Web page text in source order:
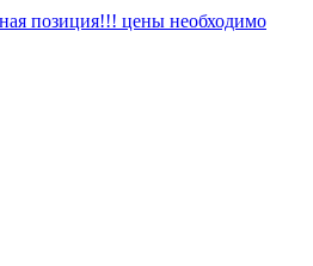
позиция!!! цены необходимо